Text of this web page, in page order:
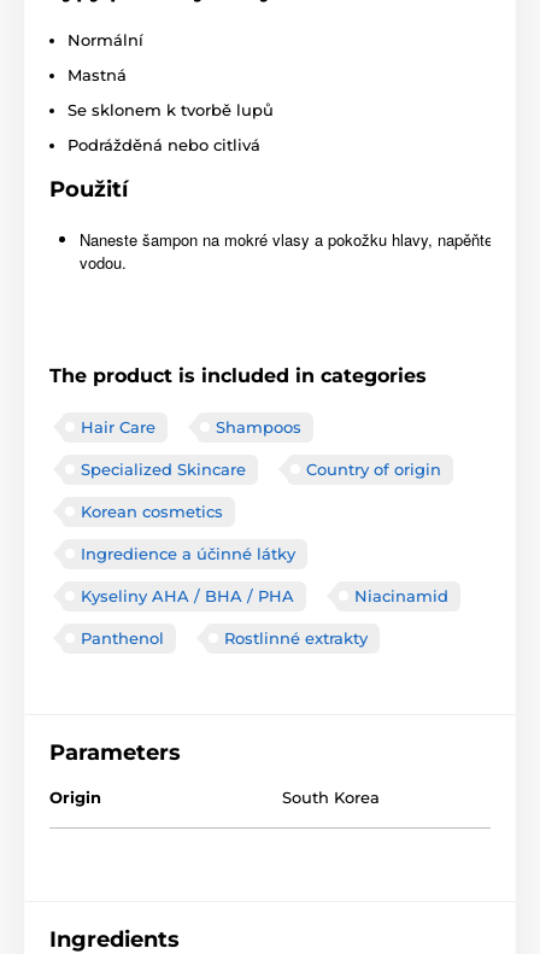
Normální
Mastná
Se sklonem k tvorbě lupů
Podrážděná nebo citlivá
Použití
Naneste šampon na mokré vlasy a pokožku hlavy, napěňte
vodou.
The product is included in categories
Hair Care Shampoos
Specialized Skincare Country of origin
Korean cosmetics
Ingredience a účinné látky
Kyseliny AHA / BHA / PHA Niacinamid
Panthenol Rostlinné extrakty
Parameters
Origin South Korea
Ingredients